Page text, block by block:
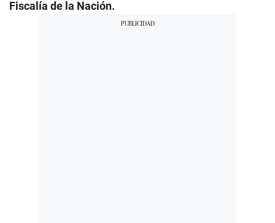
Fiscalía de la Nación.